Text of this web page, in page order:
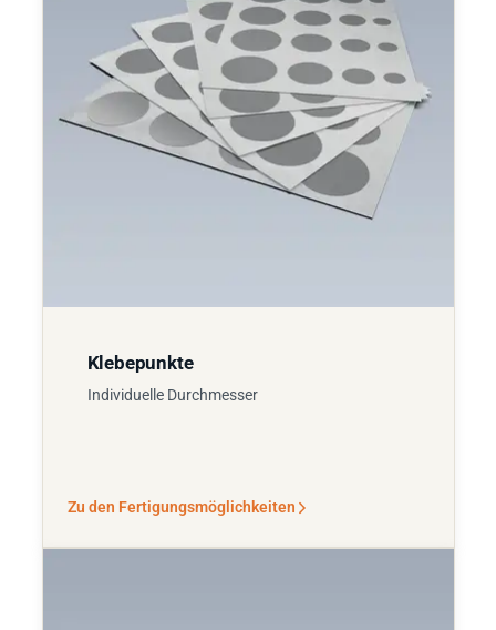
Klebepunkte
Individuelle Durchmesser
Zu den Fertigungsmöglichkeiten